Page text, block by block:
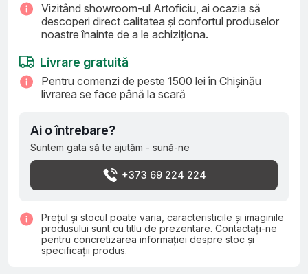
Vizitând showroom-ul Artoficiu, ai ocazia să
descoperi direct calitatea și confortul produselor
noastre înainte de a le achiziționa.
Livrare gratuită
Pentru comenzi de peste 1500 lei în Chișinău
livrarea se face până la scară
Ai o întrebare?
Suntem gata să te ajutăm - sună-ne
+373 69 224 224
Prețul și stocul poate varia, caracteristicile și imaginile
produsului sunt cu titlu de prezentare. Contactați-ne
pentru concretizarea informației despre stoc și
specificații produs.